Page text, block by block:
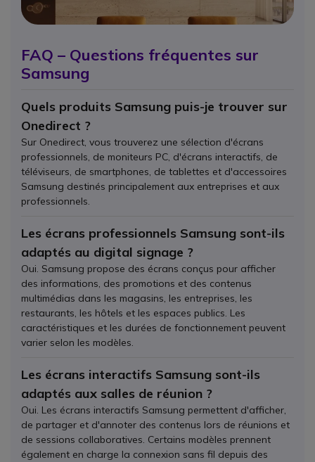
FAQ – Questions fréquentes sur
Samsung
Quels produits Samsung puis-je trouver sur
Onedirect ?
Sur Onedirect, vous trouverez une sélection d'écrans
professionnels, de moniteurs PC, d'écrans interactifs, de
téléviseurs, de smartphones, de tablettes et d'accessoires
Samsung destinés principalement aux entreprises et aux
professionnels.
Les écrans professionnels Samsung sont-ils
adaptés au digital signage ?
Oui. Samsung propose des écrans conçus pour afficher
des informations, des promotions et des contenus
multimédias dans les magasins, les entreprises, les
restaurants, les hôtels et les espaces publics. Les
caractéristiques et les durées de fonctionnement peuvent
varier selon les modèles.
Les écrans interactifs Samsung sont-ils
adaptés aux salles de réunion ?
Oui. Les écrans interactifs Samsung permettent d'afficher,
de partager et d'annoter des contenus lors de réunions et
de sessions collaboratives. Certains modèles prennent
également en charge la connexion sans fil depuis des